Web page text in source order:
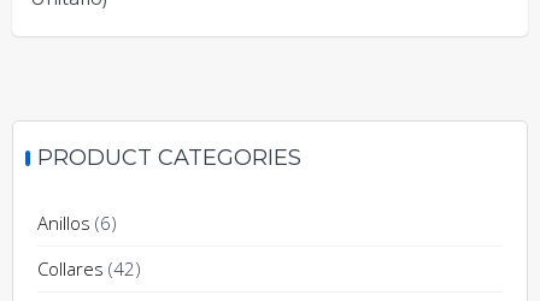
PRODUCT CATEGORIES
Anillos (6)
Collares (42)